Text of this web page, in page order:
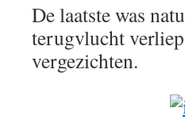
De laatste was
terugvlucht
vergezichten.